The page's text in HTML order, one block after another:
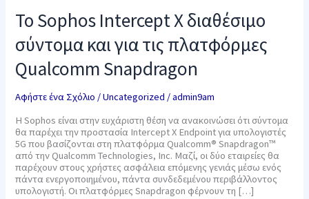
Το Sophos Intercept X διαθέσιμο
σύντομα και για τις πλατφόρμες
Qualcomm Snapdragon
Αφήστε ένα Σχόλιο /Uncategorized /admin9am
Η Sophos είναι στην ευχάριστη θέση να ανακοινώσει ότι σύντομα
θα παρέχει την προστασία Intercept X Endpoint για υπολογιστές
5G που βασίζονται στη πλατφόρμα Qualcomm® Snapdragon™
από την Qualcomm Technologies, Inc. Μαζί, οι δύο εταιρείες θα
παρέχουν στους χρήστες ασφάλεια επόμενης γενιάς μέσω ενός
πάντα ενεργοποιημένου, πάντα συνδεδεμένου περιβάλλοντος
υπολογιστή. Οι πλατφόρμες Snapdragon φέρνουν τη […]